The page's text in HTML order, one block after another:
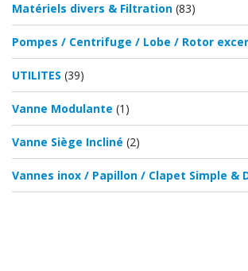
Matériels divers & Filtration (83)
Pompes / Centrifuge / Lobe / Rotor
UTILITES (39)
Vanne Modulante (1)
Vanne Siège Incliné (2)
Vannes inox / Papillon / Clapet Simple &